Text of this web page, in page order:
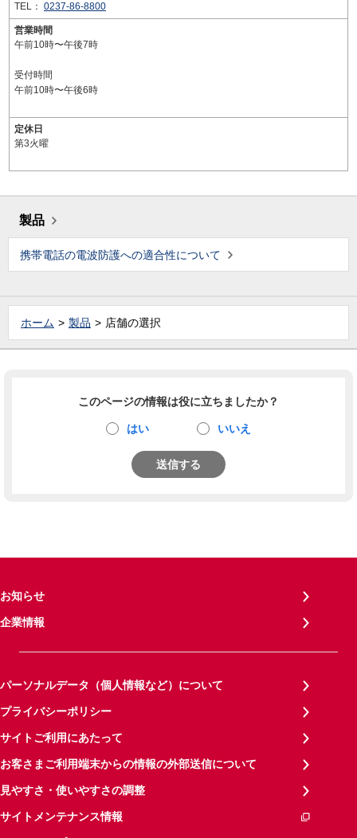
TEL： 0237-86-8800
営業時間
午前10時〜午後7時
受付時間
午前10時〜午後6時
定休日
第3火曜
製品
携帯電話の電波防護への適合性について
ホーム 製品 店舗の選択
このページの情報は役に立ちましたか？
はい いいえ
送信する
お知らせ
企業情報
パーソナルデータ（個人情報など）について
プライバシーポリシー
サイトご利用にあたって
お客さまご利用端末からの情報の外部送信について
見やすさ・使いやすさの調整
サイトメンテナンス情報